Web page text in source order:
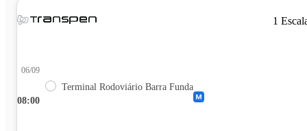
1
08:00
06/09
Terminal Rodoviário Barra Funda